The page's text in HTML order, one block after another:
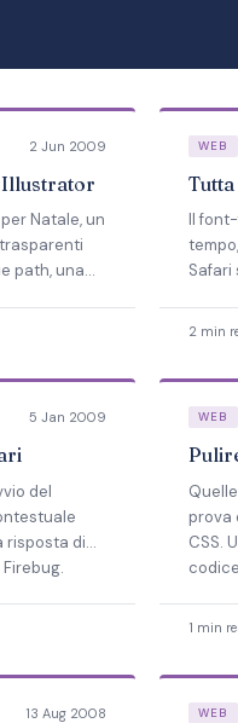
2 Jun 2009
Illustrator
Natale, un
path, una
WEB
Il
Safari
2 min
5 Jan 2009
del
risposta di
WEB
prova
CSS.
1 min
13 Aug 2008 WEB